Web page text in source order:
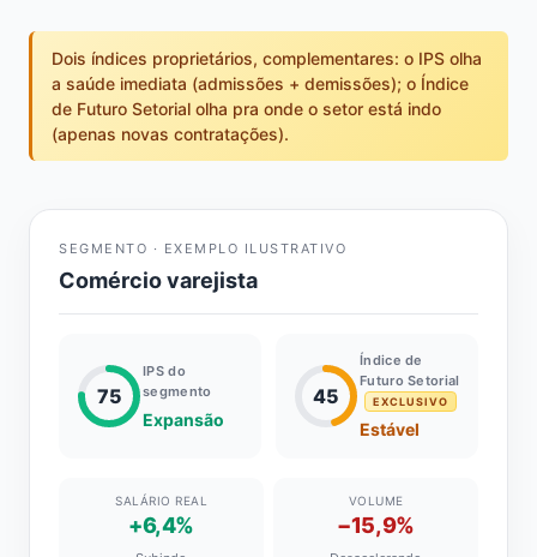
Dois índices proprietários, complementares: o IPS olha
a saúde imediata (admissões + demissões); o Índice
de Futuro Setorial olha pra onde o setor está indo
(apenas novas contratações).
SEGMENTO · EXEMPLO ILUSTRATIVO
Comércio varejista
75
IPS do
segmento
Expansão
45
Índice de
Futuro Setorial
EXCLUSIVO
Estável
SALÁRIO REAL
+6,4%
VOLUME
−15,9%